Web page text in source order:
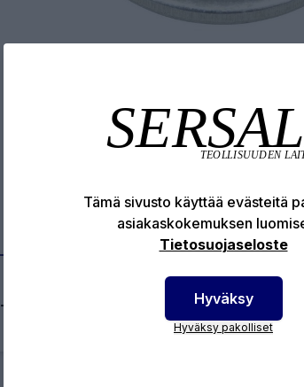
Tekniset edut
Tuotenumero:
Tämä sivusto käyttää evästeitä
asiakaskokemuksen
Tietosuojaseloste
Hyväksy
Hyväksy pakolliset